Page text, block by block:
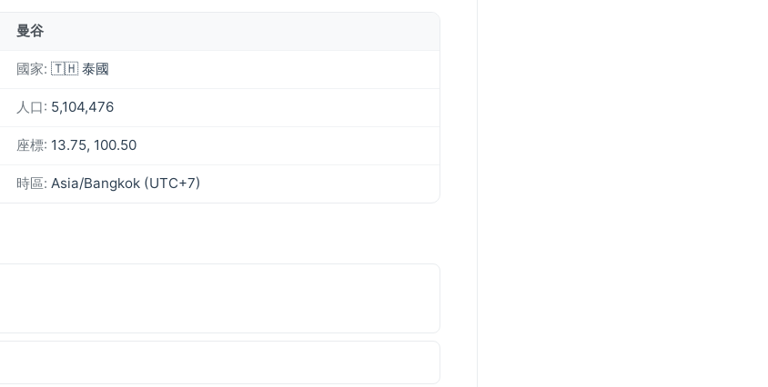
曼谷
國家: 🇹🇭 泰國
人口: 5,104,476
座標: 13.75, 100.50
時區: Asia/Bangkok (UTC+7)